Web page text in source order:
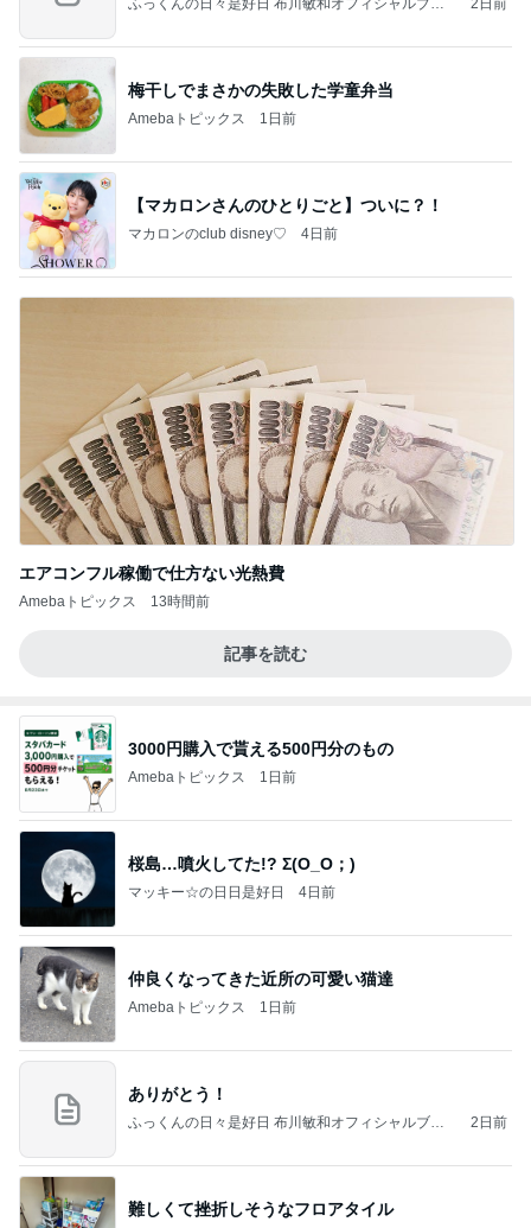
ふっくんの日々是好日 布川敏和オフィシャルブロ
2日前
梅干しでまさかの失敗した学童弁当
Amebaトピックス 1日前
【マカロンさんのひとりごと】ついに？！
マカロンのclub disney♡ 4日前
エアコンフル稼働で仕方ない光熱費
Amebaトピックス 13時間前
記事を読む
3000円購入で貰える500円分のもの
Amebaトピックス 1日前
桜島…噴火してた!? Σ(O_O；)
マッキー☆の日日是好日 4日前
仲良くなってきた近所の可愛い猫達
Amebaトピックス 1日前
ありがとう！
ふっくんの日々是好日 布川敏和オフィシャルブロ
2日前
難しくて挫折しそうなフロアタイル